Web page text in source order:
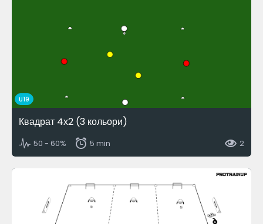
U19
Квадрат 4х2 (3 кольори)
50 - 60% 5 min 2